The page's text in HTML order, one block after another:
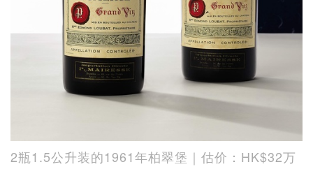
2瓶1.5公升装的1961年柏翠堡｜估价：HK$32万